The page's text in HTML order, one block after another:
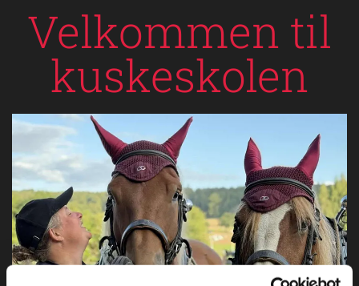
Velkommen til
kuskeskolen